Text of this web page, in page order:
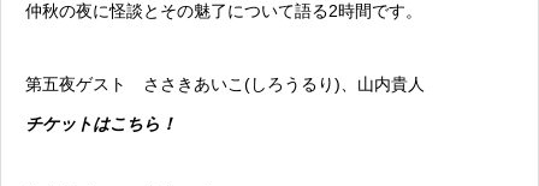
仲秋の夜に怪談とその魅了について語る2時間です。
第五夜ゲスト ささきあいこ(しろうるり)、山内貴人
チケットはこちら！